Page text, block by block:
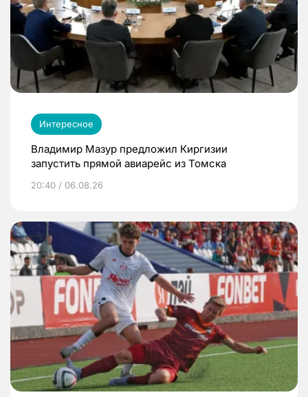
Интересное
Владимир Мазур предложил Киргизии
запустить прямой авиарейс из Томска
20:40 / 06.08.26